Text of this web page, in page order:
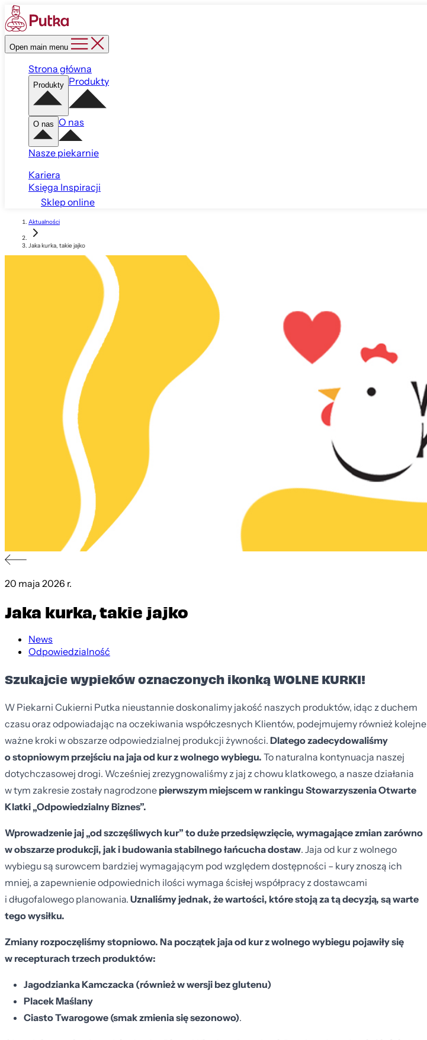
Open main menu
Strona główna
Produkty Produkty
O nas O nas
Nasze piekarnie
Kariera
Księga Inspiracji
Sklep online
Aktualności
Jaka kurka, takie jajko
20 maja 2026 r.
Jaka kurka, takie jajko
News
Odpowiedzialność
Szukajcie wypieków oznaczonych ikonką WOLNE KURKI!
W Piekarni Cukierni Putka nieustannie doskonalimy jakość naszych produktów, idąc z duchem
czasu oraz odpowiadając na oczekiwania współczesnych Klientów, podejmujemy również kolejne
ważne kroki w obszarze odpowiedzialnej produkcji żywności.Dlatego zadecydowaliśmy
o stopniowym przejściu na jaja od kur z wolnego wybiegu.To naturalna kontynuacja naszej
dotychczasowej drogi. Wcześniej zrezygnowaliśmy z jaj z chowu klatkowego, a nasze działania
w tym zakresie zostały nagrodzonepierwszym miejscem w rankingu Stowarzyszenia Otwarte
Klatki „Odpowiedzialny Biznes”.
Wprowadzenie jaj „od szczęśliwych kur” to duże przedsięwzięcie, wymagające zmian zarówno
w obszarze produkcji, jak i budowania stabilnego łańcucha dostaw. Jaja od kur z wolnego
wybiegu są surowcem bardziej wymagającym pod względem dostępności – kury znoszą ich
mniej, a zapewnienie odpowiednich ilości wymaga ścisłej współpracy z dostawcami
i długofalowego planowania.Uznaliśmy jednak, że wartości, które stoją za tą decyzją, są warte
tego wysiłku.
Zmiany rozpoczęliśmy stopniowo. Na początek jaja od kur z wolnego wybiegu pojawiły się
w recepturach trzech produktów:
Jagodzianka Kamczacka (również w wersji bez glutenu)
Placek Maślany
Ciasto Twarogowe (smak zmienia się sezonowo).